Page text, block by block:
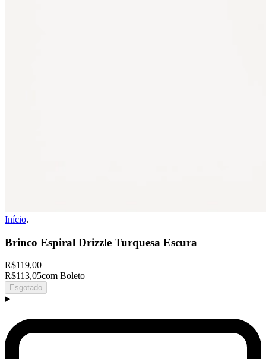
Início.
Brinco Espiral Drizzle Turquesa Escura
R$119,00
R$113,05com Boleto
Esgotado